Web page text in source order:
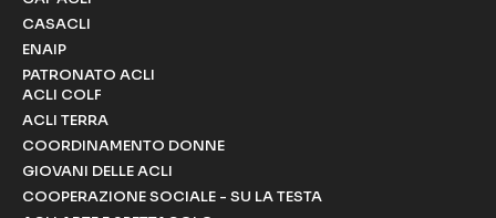
CASACLI
ENAIP
PATRONATO ACLI
ACLI COLF
ACLI TERRA
COORDINAMENTO DONNE
GIOVANI DELLE ACLI
COOPERAZIONE SOCIALE - SU LA TESTA